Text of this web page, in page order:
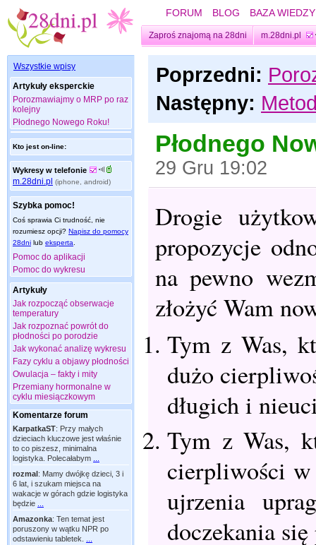
FORUM BLOG BAZA WIEDZY
Zaproś znajomą na 28dni m.28dni.pl
Wszystkie wpisy
Artykuły eksperckie
Porozmawiajmy o MRP po raz
kolejny
Płodnego Nowego Roku!
Kto jest on-line:
Wykresy w telefonie
m.28dni.pl (iphone, android)
Szybka pomoc!
Coś sprawia Ci trudność, nie
rozumiesz opcji? Napisz do pomocy
28dni lub eksperta
Pomoc do aplikacji
Pomoc do wykresu
Artykuły
Jak rozpocząć obserwacje
temperatury
Jak rozpoznać powrót do
płodności po porodzie
Jak wykonać analizę wykresu
Fazy cyklu a objawy płodności
Owulacja – fakty i mity
Przemiany hormonalne w
cyklu miesiączkowym
Komentarze forum
KarpatkaST: Przy małych
dzieciach kluczowe jest właśnie
to co piszesz, minimalna
logistyka. Polecałabym
rozmal: Mamy dwójkę dzieci, 3 i
6 lat, i szukam miejsca na
wakacje w górach gdzie logistyka
będzie
Amazonka: Ten temat jest
poruszony w wątku NPR po
odstawieniu tabletek.
Poprzedni:
Następny:
Płodnego
29 Gru 19:02
Drogie
propozycje
na pewno
złożyć Wam
Tym z Was,
dużo
długich i
Tym z Was,
cierpliwości w
ujrzenia
doczekania